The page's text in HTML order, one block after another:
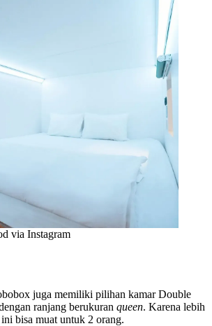
via Instagram
juga memiliki pilihan kamar Double
ranjang berukuran queen. Karena lebih
bisa muat untuk 2 orang.